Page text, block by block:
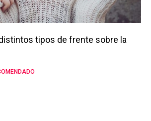
tipos de frente sobre la